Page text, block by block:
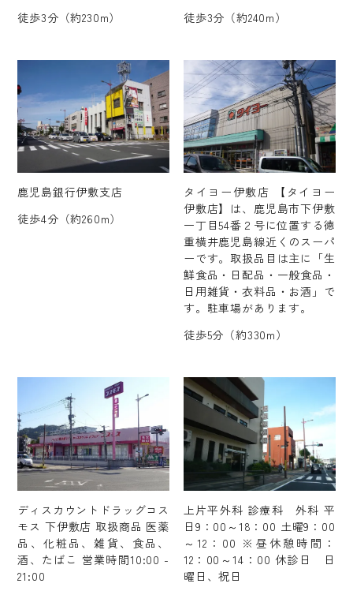
徒歩3分（約230m）
徒歩3分（約240m）
鹿児島銀行伊敷支店
徒歩4分（約260m）
タイヨー伊敷店 【タイヨー
伊敷店】は、鹿児島市下伊敷
一丁目54番２号に位置する徳
重横井鹿児島線近くのスーパ
ーです。取扱品目は主に「生
鮮食品・日配品・一般食品・
日用雑貨・衣料品・お酒」で
す。駐車場があります。
徒歩5分（約330m）
ディスカウントドラッグコス
モス 下伊敷店 取扱商品 医薬
品、化粧品、雑貨、食品、
酒、たばこ 営業時間10:00 -
21:00
上片平外科 診療科 外科 平
日9：00～18：00 土曜9：00
～12：00 ※昼休憩時間：
12：00～14：00 休診日 日
曜日、祝日